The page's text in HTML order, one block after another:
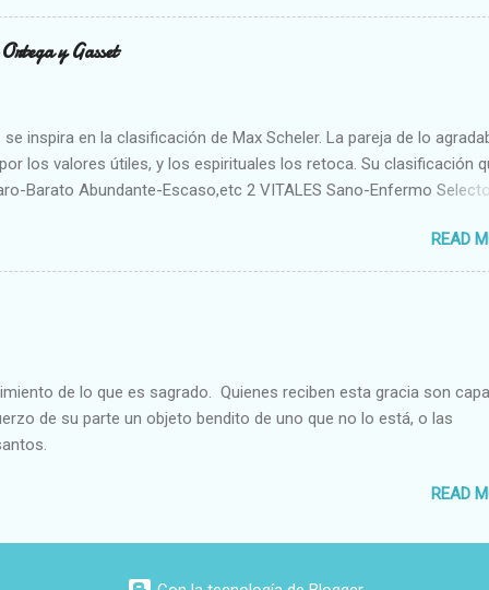
y Gasset
inspira en la clasificación de Max Scheler. La pareja de lo
los valores útiles, y los espirituales los retoca. Su clasificación
Barato Abundante-Escaso,etc 2 VITALES Sano-Enfermo
b) Morales Bueno-malo Bondadoso-malvado Justo-Injusto
d) Estéticos Bello-Feo Gracioso-Tosco Elegante-
READ
de lo que es sagrado. Quienes reciben esta gracia son
de su parte un objeto bendito de uno que no lo está, o las
READ